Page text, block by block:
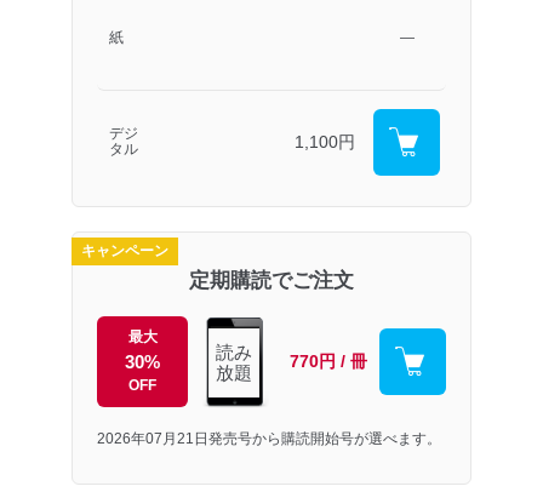
紙 ―
デジ
タル
1,100円
キャンペーン
定期購読でご注文
最大
30%
OFF
読み
放題
770円 / 冊
2026年07月21日発売号から購読開始号が選べます。